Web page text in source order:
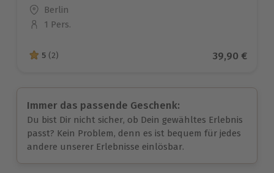
Standort
Berlin
Anzahl der Teilnehmer
1 Pers.
5 von 5 Sternen basierend auf 2 Bewertungen
5 (2) Aktueller
39,90 €
Immer das passende Geschenk:
Du bist Dir nicht sicher, ob Dein gewähltes Erlebnis
passt? Kein Problem, denn es ist bequem für jedes
andere unserer Erlebnisse einlösbar.